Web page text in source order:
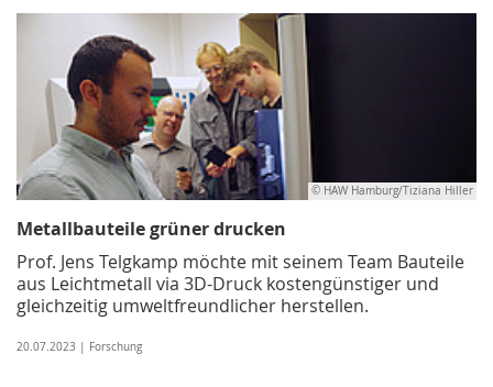
© HAW Hamburg/Tiziana Hiller
Metallbauteile grüner drucken
Prof. Jens Telgkamp möchte mit seinem Team Bauteile
aus Leichtmetall via 3D-Druck kostengünstiger und
gleichzeitig umweltfreundlicher herstellen.
20.07.2023 | Forschung